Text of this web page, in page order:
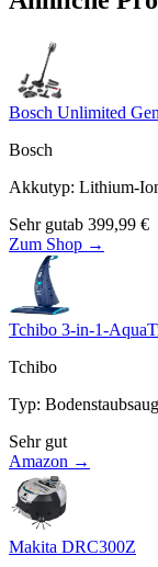
Bosch Unlimited
Bosch
Akkutyp: Lithium-
Sehr gutab 399,99 €
Zum Shop →
Tchibo 3-in-1-
Tchibo
Typ:
Sehr gut
Amazon →
Makita DRC300Z